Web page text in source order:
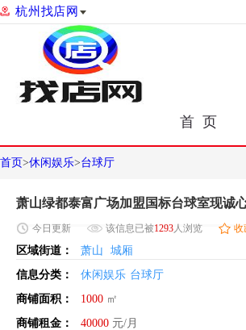
杭州找店网
首 页
首页>休闲娱乐>台球厅
萧山绿都泰富广场加盟国标台球室现诚
今日 更新 该信息已被1293人浏览 收
区域街道： 萧山
城厢
信息分类：
休闲娱乐 台球厅
商铺面积：
1000 ㎡
商铺租金：
40000 元/月